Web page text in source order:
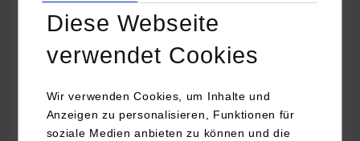
Diese Webseite
verwendet Cookies
Wir verwenden Cookies, um Inhalte und
Anzeigen zu personalisieren, Funktionen für
soziale Medien anbieten zu können und die
Sarah Linsin
S.Linsin@franz-morat.com